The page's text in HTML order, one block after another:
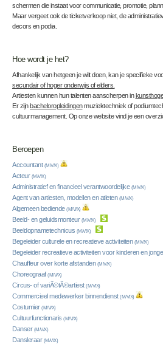
schermen die instaat voor communicatie, promotie,
Maar vergeet ook de ticketverkoop niet, de
decors en podia.
Hoe wordt je het?
Afhankelijk van hetgeen je wilt doen, kan je specifieke
secundair of hoger onderwijs of elders.
Artiesten kunnen hun talenten aanscherpen in
Er zijn bacheloropleidingenmuziektechniek of
cultuurmanagement. Op onze website vind je een
Beroepen
Accountant (M/V/X)
Acteur (M/V/X)
Administratief en financieel verantwoordelijke (M/V/X)
Agent van artiesten, modellen en atleten (M/V/X)
Algemeen bediende (M/V/X)
Beeld- en geluidsmonteur (M/V/X)
Beeldopnametechnicus (M/V/X)
Begeleider culturele en recreatieve activiteiten (M/V/X)
Begeleider recreatieve activiteiten voor kinderen en
Chauffeur over korte afstanden (M/V/X)
Choreograaf (M/V/X)
Circus- of variÃ©tÃ©artiest (M/V/X)
Commercieel medewerker binnendienst (M/V/X)
Costumier (M/V/X)
Cultuurfunctionaris (M/V/X)
Danser (M/V/X)
Dansleraar (M/V/X)